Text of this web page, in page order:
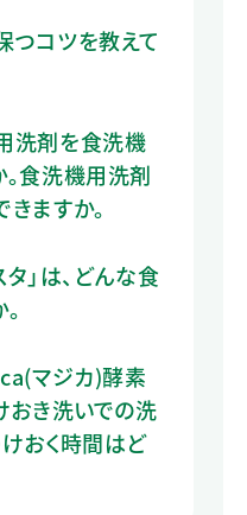
つコツを教えて
洗剤を食洗機
食洗機用洗剤
ますか。
」は、どんな食
マジカ)酵素
おき洗いでの洗
おく時間はど